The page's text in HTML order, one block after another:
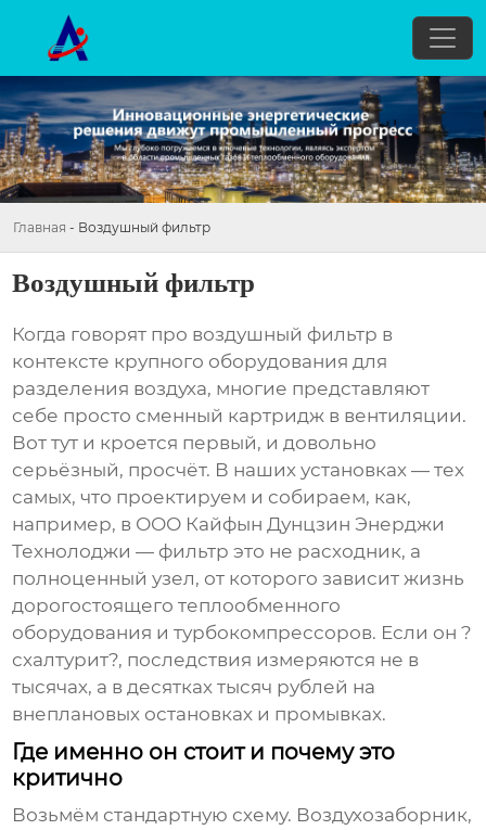
Главная - Воздушный фильтр
Воздушный фильтр
Когда говорят про воздушный фильтр в
контексте крупного оборудования для
разделения воздуха, многие представляют
себе просто сменный картридж в вентиляции.
Вот тут и кроется первый, и довольно
серьёзный, просчёт. В наших установках — тех
самых, что проектируем и собираем, как,
например, в ООО Кайфын Дунцзин Энерджи
Технолоджи — фильтр это не расходник, а
полноценный узел, от которого зависит жизнь
дорогостоящего теплообменного
оборудования и турбокомпрессоров. Если он ?
схалтурит?, последствия измеряются не в
тысячах, а в десятках тысяч рублей на
внеплановых остановках и промывках.
Где именно он стоит и почему это
критично
Возьмём стандартную схему. Воздухозаборник,